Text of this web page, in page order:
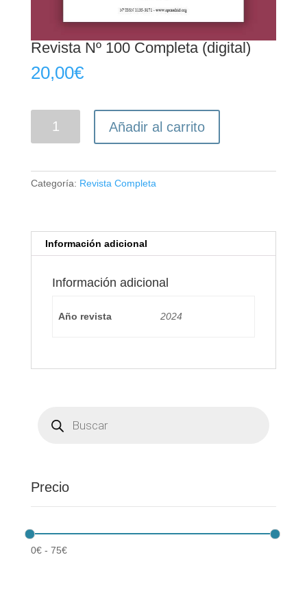
Revista Nº 100 Completa (digital)
20,00€
(digital)
Añadir al carrito
Categoría: Revista Completa
Información adicional
Información adicional
Año revista 2024
productos
Precio
0€- 75€